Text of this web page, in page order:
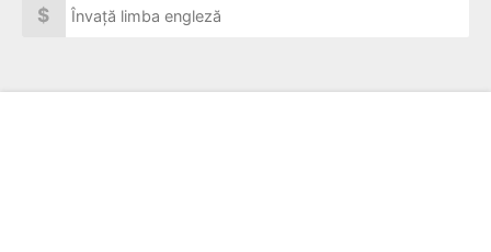
$ Învață limba engleză